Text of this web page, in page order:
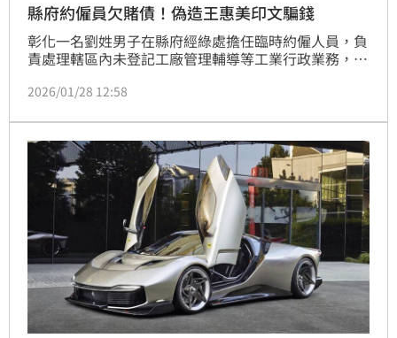
縣府約僱員欠賭債！偽造王惠美印文騙錢
彰化一名劉姓男子在縣府經綠處擔任臨時約僱人員，負
責處理轄區內未登記工廠管理輔導等工業行政業務，但
造「縣長王惠美」印文，詐騙業者繳交輔導金中飽私
金專戶查詢單，意圖掩蓋事實。法院審理依公務員利用
職務上機會詐取財物罪、詐欺取財罪等罪，各別判處2
年、4月、3月徒刑，應向公庫支付10萬元，緩刑2年、
褫奪公權2年。
2026/01/28 12:58